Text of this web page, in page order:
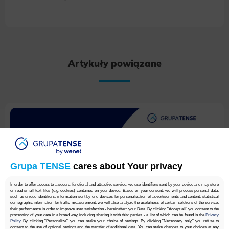
Grupa TENSE cares about Your privacy
In order to offer access to a secure, functional and attractive service, we use identifiers sent by your device and may store
or read small text files (e.g. cookies) contained on your device. Based on your consent, we will process personal data,
such as unique identifiers, information sent by end devices for personalization of advertisements and content, statistical
demographic information for traffic measurement, we will also analyze the usefulness of certain solutions of the service,
their performance in order to improve user satisfaction - hereinafter: your Data. By clicking "Accept all" you consent to the
processing of your data in a broad way, including sharing it with third parties - a list of which can be found in the Privacy
Policy. By clicking "Personalize" you can make your choice of settings. By clicking "Necessary only," you refuse to
consent to the use of optional settings and the transfer of additional data. You can make changes to your choices at any
Artykuły powiązane